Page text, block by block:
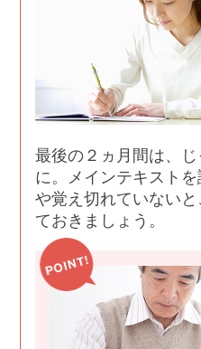
最後の２ヵ月間は、
に。メインテキスト
や覚え切れていない
ておきましょう。